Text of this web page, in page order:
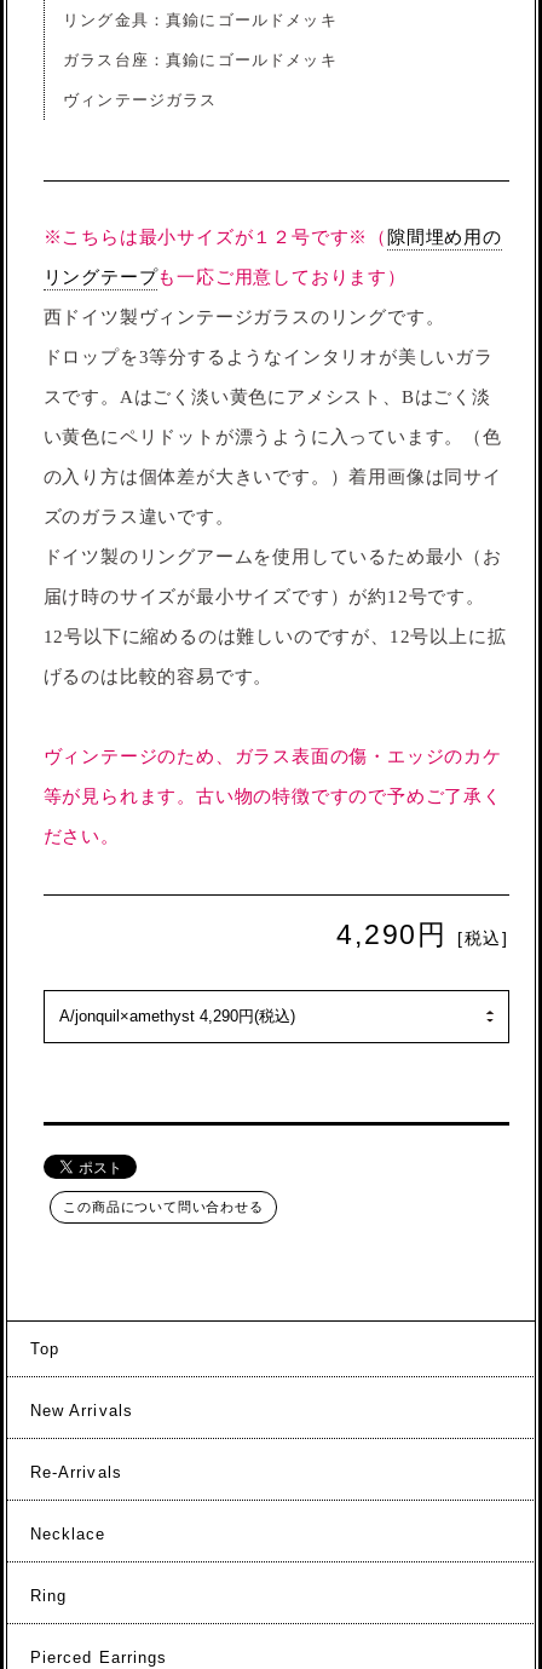
リング金具：真鍮にゴールドメッキ
ガラス台座：真鍮にゴールドメッキ
ヴィンテージガラス
※こちらは最小サイズが１２号です※（ 隙間埋め用の
リングテープも一応ご用意しております）
西ドイツ製ヴィンテージガラスのリングです。
ドロップを3等分するようなインタリオが美しいガラ
スです。Aはごく淡い黄色にアメシスト、Bはごく淡
い黄色にペリドットが漂うように入っています。（色
の入り方は個体差が大きいです。）着用画像は同サイ
ズのガラス違いです。
ドイツ製のリングアームを使用しているため最小（お
届け時のサイズが最小サイズです）が約12号です。
12号以下に縮めるのは難しいのですが、12号以上に拡
げるのは比較的容易です。
ヴィンテージのため、ガラス表面の傷・エッジのカケ
等が見られます。古い物の特徴ですので予めご了承く
ださい。
4,290円 [税込]
この商品について問い合わせる
Top
New Arrivals
Re-Arrivals
Necklace
Ring
Pierced Earrings